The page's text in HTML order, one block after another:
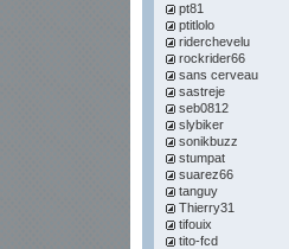
pt81
ptitlolo
riderchevelu
rockrider66
sans cerveau
sastreje
seb0812
slybiker
sonikbuzz
stumpat
suarez66
tanguy
Thierry31
tifouix
tito-fcd